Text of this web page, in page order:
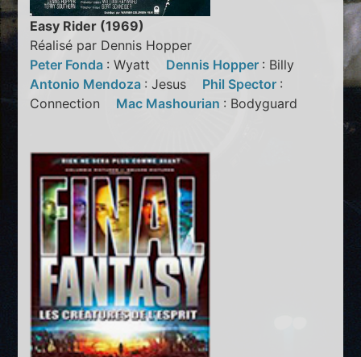
Easy Rider (1969)
Réalisé par Dennis Hopper
Peter Fonda : Wyatt Dennis Hopper : Billy
Antonio Mendoza : Jesus Phil Spector :
Connection Mac Mashourian : Bodyguard